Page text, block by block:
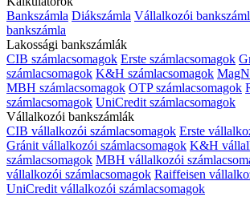
Bankszámla Diákszámla Vállalkozói
bankszámla
Lakossági bankszámlák
CIB számlacsomagok Erste számlacsomagok
számlacsomagok K&H számlacsomagok
MBH számlacsomagok OTP számlacsomagok
számlacsomagok UniCredit számlacsomagok
Vállalkozói bankszámlák
CIB vállalkozói számlacsomagok Erste
Gránit vállalkozói számlacsomagok K&H
számlacsomagok MBH vállalkozói
vállalkozói számlacsomagok Raiffeisen
UniCredit vállalkozói számlacsomagok